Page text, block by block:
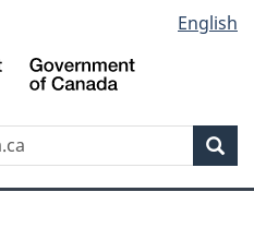
au
contenu
propos
de
la
HTML
simplifiée
English